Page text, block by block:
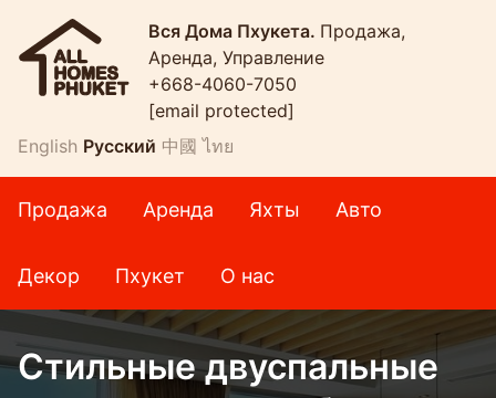
Вся Дома Пхукета. Продажа,
Аренда, Управление
+668-4060-7050
[email protected]
English Русский 中國 ไทย
Продажа Аренда Яхты Авто
Декор Пхукет О нас
Стильные двуспальные